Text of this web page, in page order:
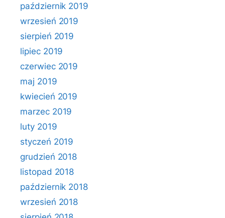
październik 2019
wrzesień 2019
sierpień 2019
lipiec 2019
czerwiec 2019
maj 2019
kwiecień 2019
marzec 2019
luty 2019
styczeń 2019
grudzień 2018
listopad 2018
październik 2018
wrzesień 2018